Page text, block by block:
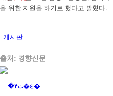
게시판
을 위한 지원을 하기로 했다고 밝혔다.
출처: 경향신문